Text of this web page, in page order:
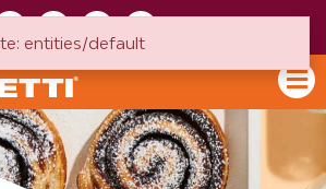
entities/default